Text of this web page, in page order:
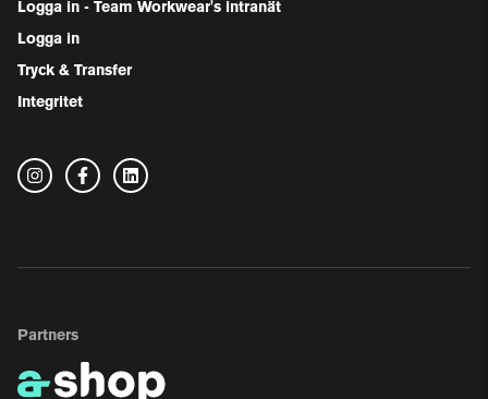
Logga in - Team Workwear's intranät
Logga in
Tryck & Transfer
Integritet
Partners